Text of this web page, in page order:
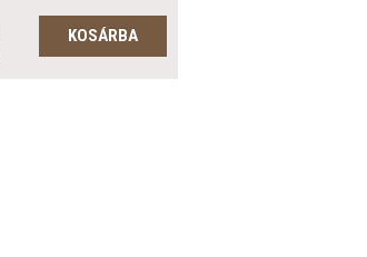
KOSÁRBA